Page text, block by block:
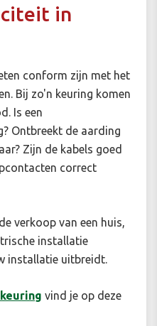
in
conform zijn met het
Bij zo'n keuring komen
Is een
Ontbreekt de aarding
Zijn de kabels goed
correct
verkoop van een huis,
installatie
installatie uitbreidt.
vind je op deze